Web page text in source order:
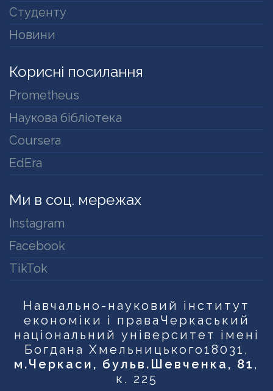
Студенту
Новини
Корисні посилання
Prometheus
Наукова бібліотека
Coursera
EdEra
Ми в соц. мережах
Instagram
Facebook
TikTok
Навчально-науковий інститут
економіки і права Черкаський
національний університет імені
Богдана Хмельницького18031,
м.Черкаси, бульв.Шевченка, 81 ,
к. 225